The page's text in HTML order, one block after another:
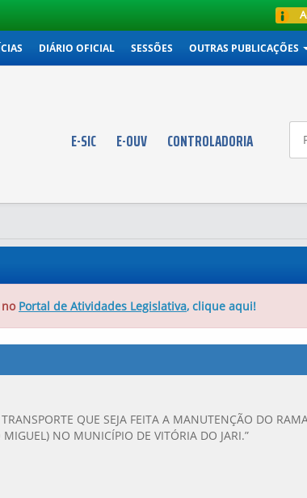
DIÁRIO OFICIAL SESSÕES OUTRAS PUBLICAÇÕES
E-SIC E-OUV CONTROLADORIA
no Portal de Atividades Legislativa, clique aqui!
QUE SEJA FEITA A MANUTENÇÃO DO
MIGUEL) NO MUNICÍPIO DE VITÓRIA DO JARI.”